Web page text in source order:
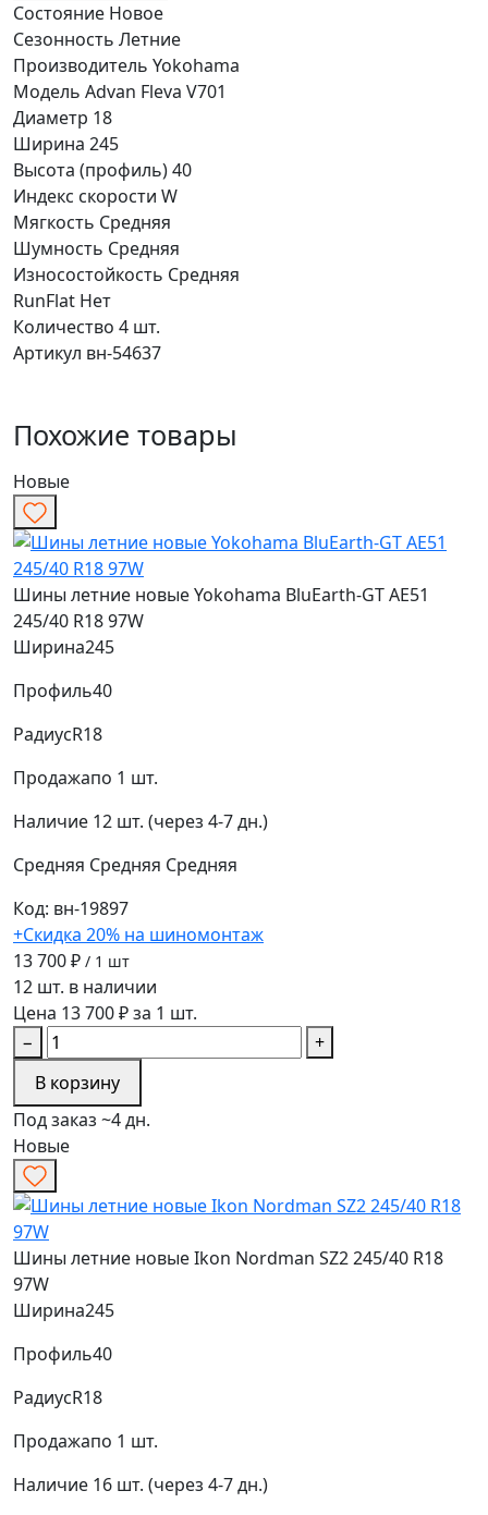
Состояние Новое
Сезонность Летние
Производитель Yokohama
Модель Advan Fleva V701
Диаметр 18
Ширина 245
Высота (профиль)40
Индекс скорости W
Мягкость Средняя
Шумность Средняя
Износостойкость Средняя
RunFlat Нет
Количество 4 шт.
Артикул вн-54637
Похожие товары
Новые
Шины летние новые Yokohama BluEarth-GT AE51
245/40 R18 97W
Ширина245
Профиль40
РадиусR18
Продажапо 1 шт.
Наличие 12 шт. (через 4-7 дн.)
Средняя Средняя Средняя
Код: вн-19897
+Скидка 20% на шиномонтаж
13 700 ₽ / 1 шт
12 шт. в наличии
Цена 13 700 ₽ за 1 шт.
−
+
В корзину
Под заказ ~4 дн.
Новые
Шины летние новые Ikon Nordman SZ2 245/40 R18
97W
Ширина245
Профиль40
РадиусR18
Продажапо 1 шт.
Наличие 16 шт. (через 4-7 дн.)